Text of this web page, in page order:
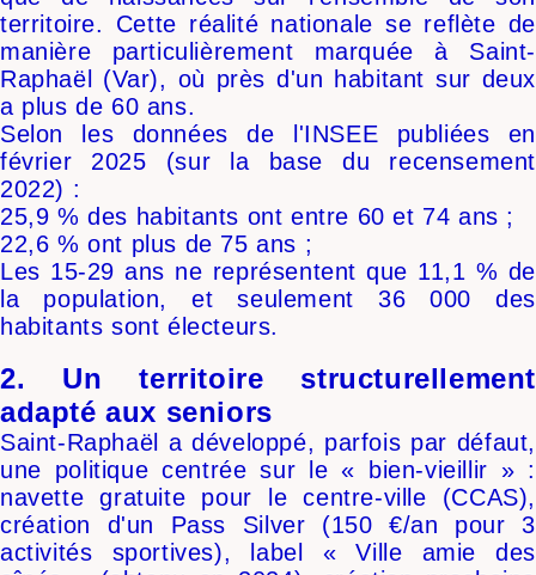
territoire. Cette réalité nationale se reflète de
manière particulièrement marquée à Saint-
Raphaël (Var), où près d'un habitant sur deux
a plus de 60 ans.
Selon les données de l'INSEE publiées en
février 2025 (sur la base du recensement
2022) :
25,9 % des habitants ont entre 60 et 74 ans ;
22,6 % ont plus de 75 ans ;
Les 15-29 ans ne représentent que 11,1 % de
la population, et seulement 36 000 des
habitants sont électeurs.
2. Un territoire structurellement
adapté aux seniors
Saint-Raphaël a développé, parfois par défaut,
une politique centrée sur le « bien-vieillir » :
navette gratuite pour le centre-ville (CCAS),
création d'un Pass Silver (150 €/an pour 3
activités sportives), label « Ville amie des